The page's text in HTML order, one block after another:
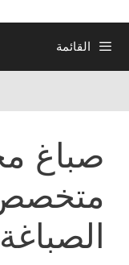
القائمة
صباغ
الصباغة